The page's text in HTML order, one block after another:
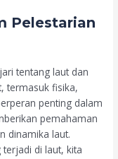
Pelestarian
tentang laut dan
termasuk fisika,
penting dalam
pemahaman
dinamika laut.
di laut, kita